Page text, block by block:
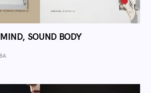
SOUND BODY